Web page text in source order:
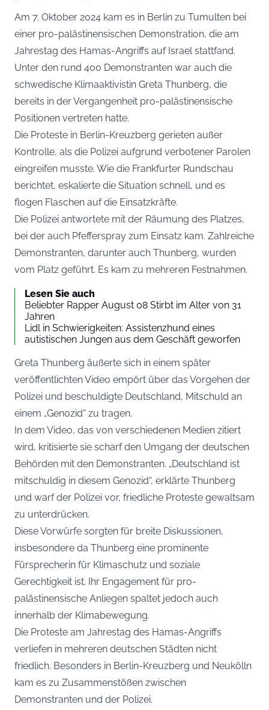
Am 7. Oktober 2024 kam es in Berlin zu Tumulten bei
einer pro-palästinensischen Demonstration, die am
Jahrestag des Hamas-Angriffs auf Israel stattfand.
Unter den rund 400 Demonstranten war auch die
schwedische Klimaaktivistin Greta Thunberg, die
bereits in der Vergangenheit pro-palästinensische
Positionen vertreten hatte.
Die Proteste in Berlin-Kreuzberg gerieten außer
Kontrolle, als die Polizei aufgrund verbotener Parolen
eingreifen musste. Wie die Frankfurter Rundschau
berichtet, eskalierte die Situation schnell, und es
flogen Flaschen auf die Einsatzkräfte.
Die Polizei antwortete mit der Räumung des Platzes,
bei der auch Pfefferspray zum Einsatz kam. Zahlreiche
Demonstranten, darunter auch Thunberg, wurden
vom Platz geführt. Es kam zu mehreren Festnahmen.
Lesen Sie auch
Beliebter Rapper August 08 Stirbt im Alter von 31
Jahren
Lidl in Schwierigkeiten: Assistenzhund eines
autistischen Jungen aus dem Geschäft geworfen
Greta Thunberg äußerte sich in einem später
veröffentlichten Video empört über das Vorgehen der
Polizei und beschuldigte Deutschland, Mitschuld an
einem „Genozid“ zu tragen.
In dem Video, das von verschiedenen Medien zitiert
wird, kritisierte sie scharf den Umgang der deutschen
Behörden mit den Demonstranten. „Deutschland ist
mitschuldig in diesem Genozid“, erklärte Thunberg
und warf der Polizei vor, friedliche Proteste gewaltsam
zu unterdrücken.
Diese Vorwürfe sorgten für breite Diskussionen,
insbesondere da Thunberg eine prominente
Fürsprecherin für Klimaschutz und soziale
Gerechtigkeit ist. Ihr Engagement für pro-
palästinensische Anliegen spaltet jedoch auch
innerhalb der Klimabewegung.
Die Proteste am Jahrestag des Hamas-Angriffs
verliefen in mehreren deutschen Städten nicht
friedlich. Besonders in Berlin-Kreuzberg und Neukölln
kam es zu Zusammenstößen zwischen
Demonstranten und der Polizei.